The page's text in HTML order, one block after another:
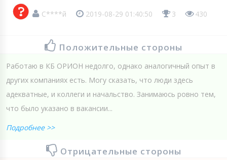
С****й 2019-08-29 01:40:50 3 430
Положительные стороны
Работаю в КБ ОРИОН недолго, однако аналогичный опыт в
других компаниях есть. Могу сказать, что люди здесь
адекватные, и коллеги и начальство. Занимаюсь ровно тем,
что было указано в вакансии...
Подробнее >>
Отрицательные стороны